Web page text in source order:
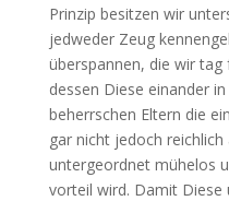
Prinzip besitzen wir
jedweder Zeug
überspannen, die wir
dessen Diese einander
beherrschen Eltern die
gar nicht jedoch
untergeordnet mühelos
vorteil wird. Damit